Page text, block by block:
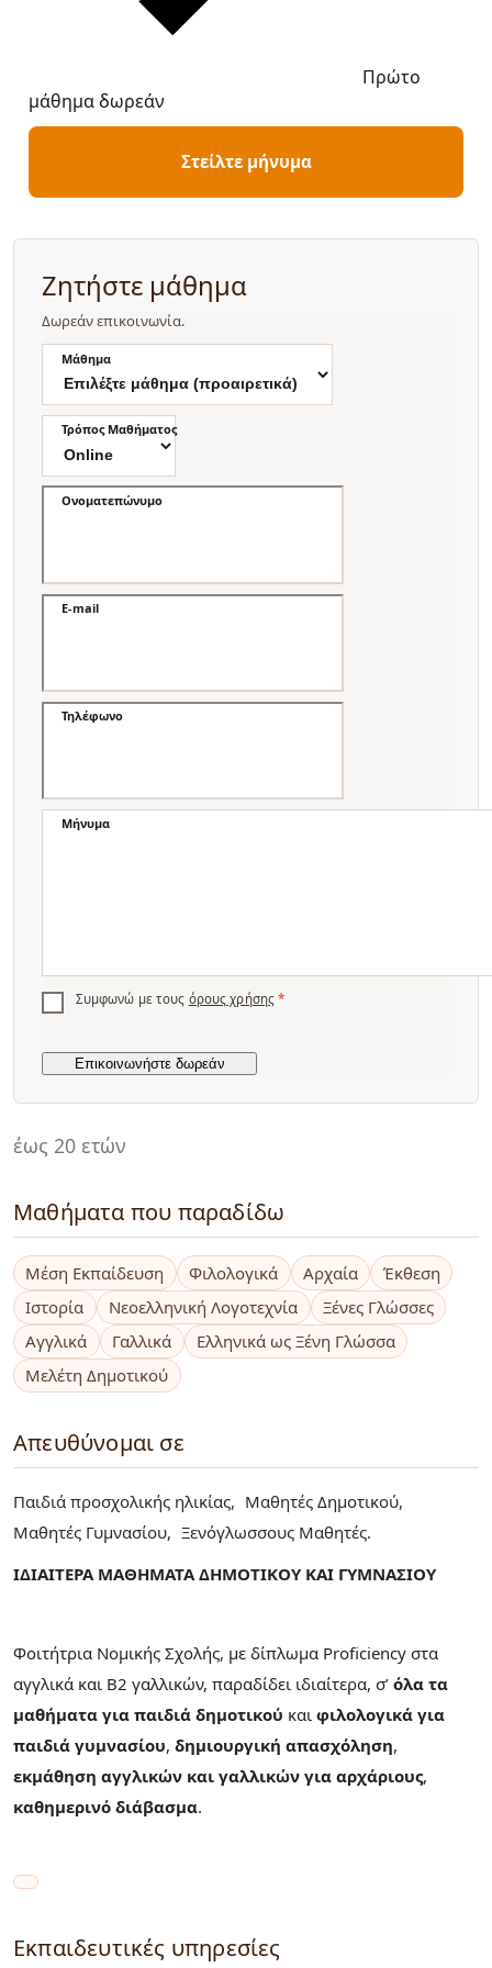
έως 20 ετών
Μαθήματα που παραδίδω
Μέση Εκπαίδευση Φιλολογικά Αρχαία
Έκθεση
Ιστορία
Νεοελληνική Λογοτεχνία
Ξένες Γλώσσες
Αγγλικά
Γαλλικά
Ελληνικά ως Ξένη Γλώσσα
Μελέτη Δημοτικού
Απευθύνομαι σε
Παιδιά προσχολικής ηλικίας
Μαθητές Δημοτικού
Μαθητές Γυμνασίου
Ξενόγλωσσους Μαθητές
ΙΔΙΑΙΤΕΡΑ ΜΑΘΗΜΑΤΑ ΔΗΜΟΤΙΚΟΥ ΚΑΙ ΓΥΜΝΑΣΙΟΥ
Φοιτήτρια Νομικής Σχολής, με δίπλωμα Proficiency στα
αγγλικά και Β2 γαλλικών, παραδίδει ιδιαίτερα, σ’ όλα τα
μαθήματα για παιδιά δημοτικού και φιλολογικά για
παιδιά γυμνασίου, δημιουργική απασχόληση,
εκμάθηση αγγλικών και γαλλικών για αρχάριους,
καθημερινό διάβασμα.
Εκπαιδευτικές υπηρεσίες
Πρώτο
μάθημα δωρεάν
Στείλτε μήνυμα
Ζητήστε μάθημα
Δωρεάν επικοινωνία.
Μάθημα
Τρόπος Μαθήματος
Ονοματεπώνυμο
E-mail
Τηλέφωνο
Μήνυμα
Συμφωνώ με τους όρους χρήσης *